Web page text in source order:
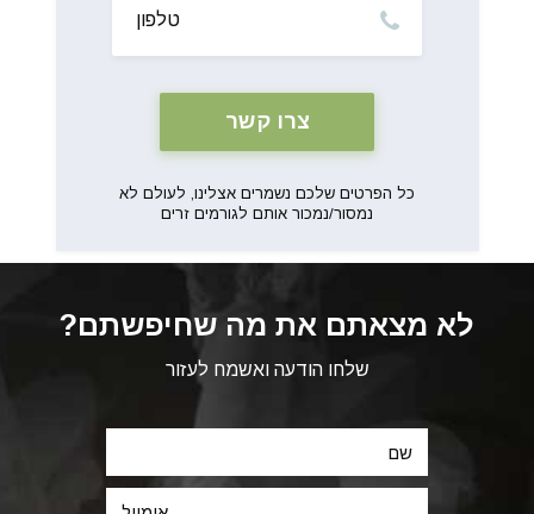
כל הפרטים שלכם נשמרים אצלינו, לעולם לא
נמסור/נמכור אותם לגורמים זרים
לא מצאתם את מה שחיפשתם?
שלחו הודעה ואשמח לעזור